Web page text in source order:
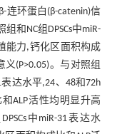
连环蛋白(β-catenin)信
和NC组DPSCs中miR-
能力,钙化区面积构成
(P>0.05)。与对照组
表达水平,24、48和72h
ALP活性均明显升高
中miR-31表达水